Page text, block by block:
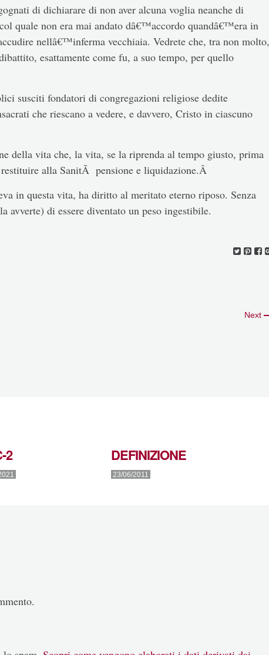
di dichiarare di non aver alcuna voglia neanche di
quale non era mai andato dâ€™accordo quandâ€™era in
nellâ€™inferma vecchiaia. Vedrete che, tra non molto,
esattamente come fu, a suo tempo, per quello
susciti fondatori di congregazioni religiose dedite
che riescano a vedere, e davvero, Cristo in ciascuno
della vita che, la vita, se la riprenda al tempo giusto, prima
alla SanitÃ pensione e liquidazione.Â
in questa vita, ha diritto al meritato eterno riposo. Senza
di essere diventato un peso ingestibile.
Next
2 DEFINIZIONE
23/06/2011